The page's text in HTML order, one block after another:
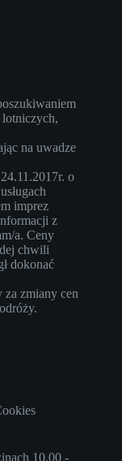
na uwadze
o
imprez
z
a. Ceny
chwili
dokonać
zmiany cen
10.00 -